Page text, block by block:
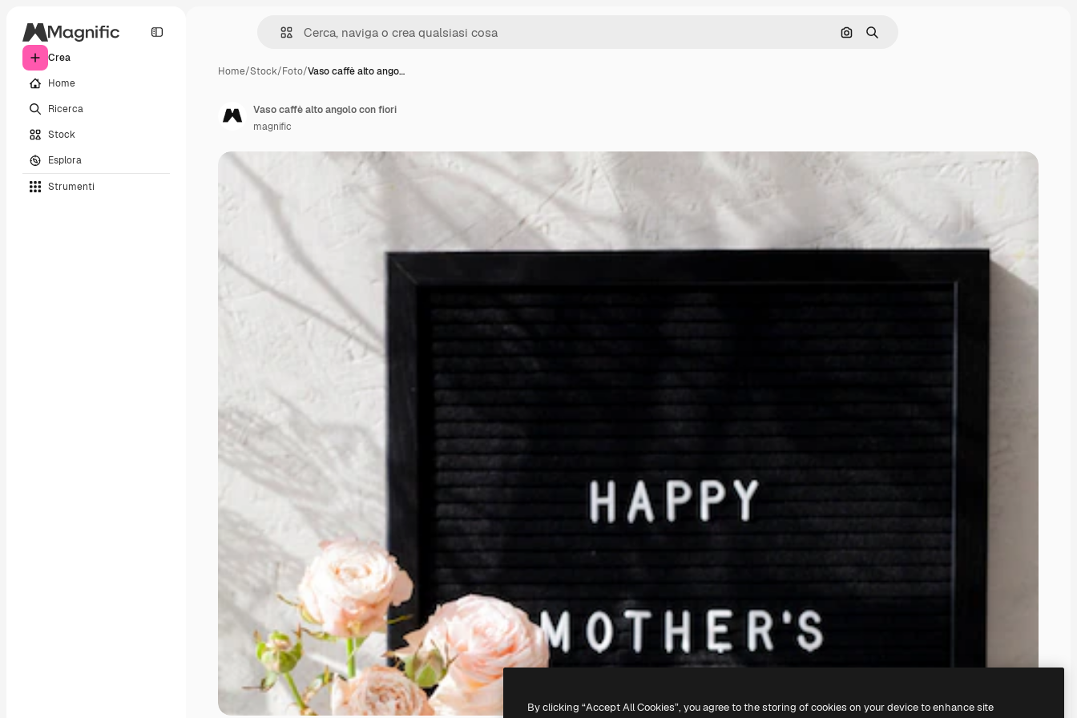
Crea
Home
Ricerca
Stock
Esplora
Strumenti
Cerca per immagine
Ricerca
Home/Stock/Foto/Vaso caffè alto ango…
Vaso caffè alto angolo con fiori
magnific
By clicking “Accept All Cookies”, you agree to the storing of cookies on your device to enhance site